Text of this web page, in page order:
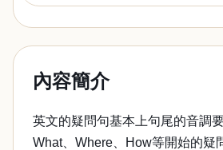
內容簡介
英文的疑問句基本上句尾的音調
What、Where、How等開始的疑